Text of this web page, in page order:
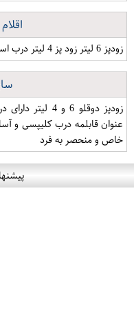
زودپز 6 لیتر زود پز 4 لیتر درب استیل کلیپسی درب شیشه ای سبد بخارپز
زودپز دوقلو 6
عنوان قابلمه درب کلیپسی و
خاص و منحصر به فرد